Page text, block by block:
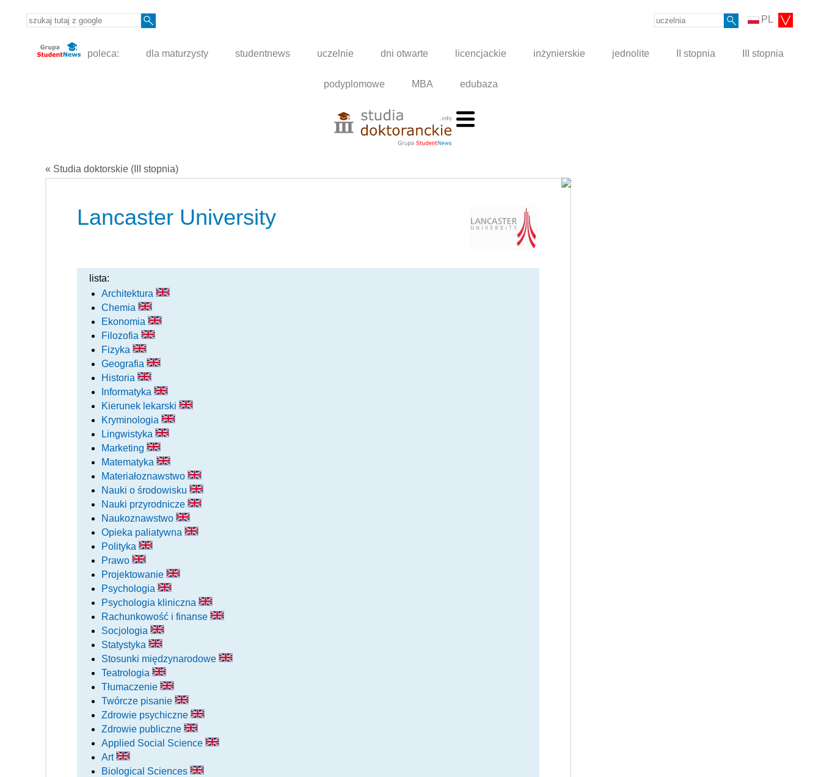
PL
poleca: dla maturzysty studentnews uczelnie dni otwarte licencjackie inżynierskie jednolite II stopnia III stopnia
podyplomowe MBA edubaza
« Studia doktorskie (III stopnia)
Lancaster University
lista:
Architektura
Chemia
Ekonomia
Filozofia
Fizyka
Geografia
Historia
Informatyka
Kierunek lekarski
Kryminologia
Lingwistyka
Marketing
Matematyka
Materiałoznawstwo
Nauki o środowisku
Nauki przyrodnicze
Naukoznawstwo
Opieka paliatywna
Polityka
Prawo
Projektowanie
Psychologia
Psychologia kliniczna
Rachunkowość i finanse
Socjologia
Statystyka
Stosunki międzynarodowe
Teatrologia
Tłumaczenie
Twórcze pisanie
Zdrowie psychiczne
Zdrowie publiczne
Applied Social Science
Art
Biological Sciences